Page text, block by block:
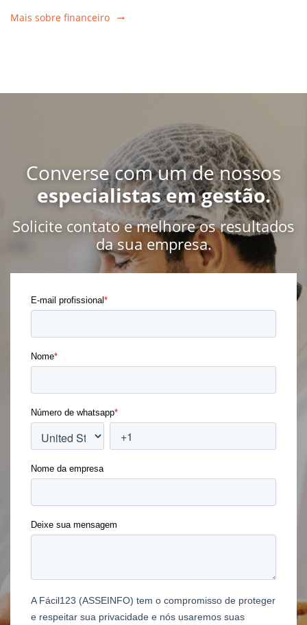
Mais sobre financeiro
Converse com um de nossos
especialistas em gestão.
Solicite contato e melhore os resultados
da sua empresa.